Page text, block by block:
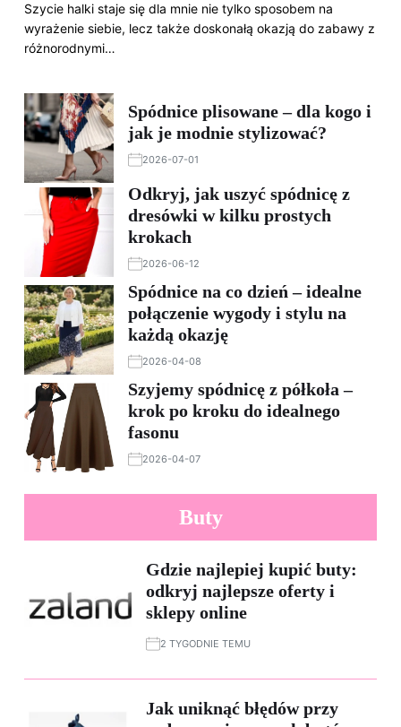
Szycie halki staje się dla mnie nie tylko sposobem na
wyrażenie siebie, lecz także doskonałą okazją do zabawy z
różnorodnymi…
Spódnice plisowane – dla kogo i
jak je modnie stylizować?
2026-07-01
Odkryj, jak uszyć spódnicę z
dresówki w kilku prostych
krokach
2026-06-12
Spódnice na co dzień – idealne
połączenie wygody i stylu na
każdą okazję
2026-04-08
Szyjemy spódnicę z półkoła –
krok po kroku do idealnego
fasonu
2026-04-07
Buty
Gdzie najlepiej kupić buty:
odkryj najlepsze oferty i
sklepy online
2 TYGODNIE TEMU
Jak uniknąć błędów przy